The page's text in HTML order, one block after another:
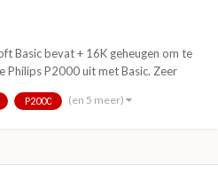
Basic bevat + 16K geheugen om te
Philips P2000 uit met Basic. Zeer
je vrij weinig met de P2000 kon
P2000 (en 5 meer)